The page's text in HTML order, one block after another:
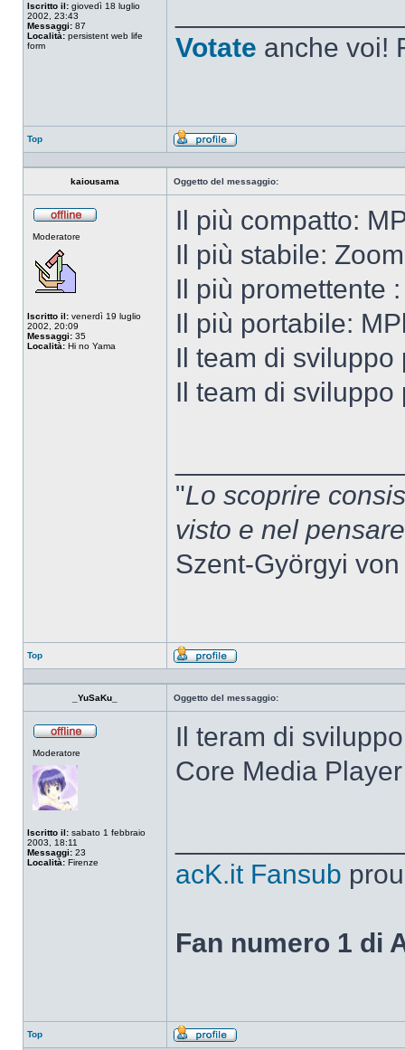
Iscritto il: giovedì 18 luglio
2002, 23:43
Messaggi: 87
Località: persistent web life
form
Votate anche voi!
Top
Profilo
kaiousama Oggetto del messaggio:
Moderatore
Iscritto il: venerdì 19 luglio
2002, 20:09
Messaggi: 35
Località: Hi no Yama
Il più compatto:
Il più stabile:
Il più promettente
Il più portabile:
Il team di
Il team di
"Lo scoprire
visto e nel
Szent-Györgyi
Top
Profilo
_YuSaKu_ Oggetto del messaggio:
Moderatore
Iscritto il: sabato 1 febbraio
2003, 18:11
Messaggi: 23
Località: Firenze
Il teram di
Core Media Player
acK.it Fansub
Fan numero 1 di
Top
Profilo